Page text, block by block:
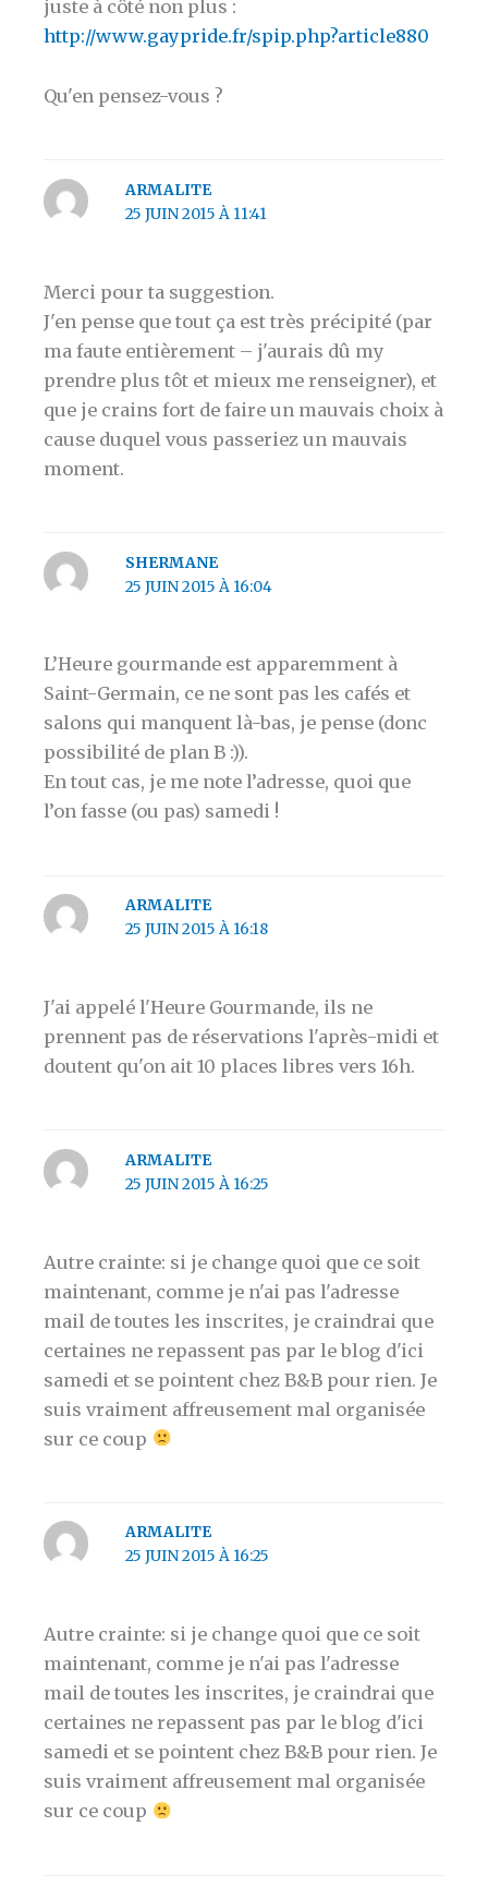
juste à côté non plus :
http://www.gaypride.fr/spip.php?article880
Qu'en pensez-vous ?
ARMALITE
25 JUIN 2015 À 11:41
Merci pour ta suggestion.
J'en pense que tout ça est très précipité (par
ma faute entièrement – j'aurais dû my
prendre plus tôt et mieux me renseigner), et
que je crains fort de faire un mauvais choix à
cause duquel vous passeriez un mauvais
moment.
SHERMANE
25 JUIN 2015 À 16:04
L’Heure gourmande est apparemment à
Saint-Germain, ce ne sont pas les cafés et
salons qui manquent là-bas, je pense (donc
possibilité de plan B :)).
En tout cas, je me note l’adresse, quoi que
l’on fasse (ou pas) samedi !
ARMALITE
25 JUIN 2015 À 16:18
J'ai appelé l'Heure Gourmande, ils ne
prennent pas de réservations l'après-midi et
doutent qu'on ait 10 places libres vers 16h.
ARMALITE
25 JUIN 2015 À 16:25
Autre crainte: si je change quoi que ce soit
maintenant, comme je n'ai pas l'adresse
mail de toutes les inscrites, je craindrai que
certaines ne repassent pas par le blog d'ici
samedi et se pointent chez B&B pour rien. Je
suis vraiment affreusement mal organisée
sur ce coup
ARMALITE
25 JUIN 2015 À 16:25
Autre crainte: si je change quoi que ce soit
maintenant, comme je n'ai pas l'adresse
mail de toutes les inscrites, je craindrai que
certaines ne repassent pas par le blog d'ici
samedi et se pointent chez B&B pour rien. Je
suis vraiment affreusement mal organisée
sur ce coup